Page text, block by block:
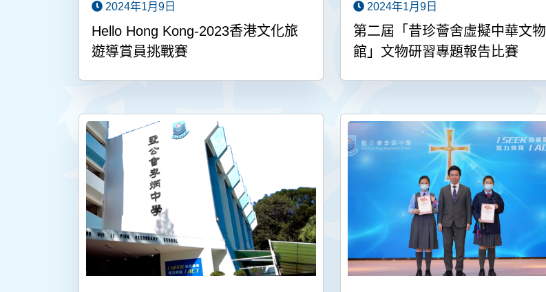
2024年1月9日
Hello Hong Kong-2023香港文化旅
遊導賞員挑戰賽
2024年1月9日
第二屆「昔珍薈舍虛擬中華文物
館」文物研習專題報告比賽